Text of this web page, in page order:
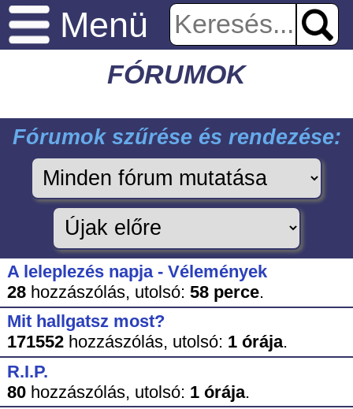
Menü
FÓRUMOK
Fórumok szűrése és rendezése:
A leleplezés napja - Vélemények
28hozzászólás, utolsó: 58 perce.
Mit hallgatsz most?
171552hozzászólás, utolsó: 1 órája.
R.I.P.
80hozzászólás, utolsó: 1 órája.